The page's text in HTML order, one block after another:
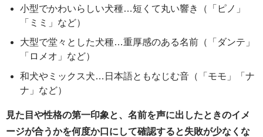
小型でかわいらしい犬種…短くて丸い響き（「ピノ」
「ミミ」など）
大型で堂々とした犬種…重厚感のある名前（「ダンテ」
「ロメオ」など）
和犬やミックス犬…日本語ともなじむ音（「モモ」「ナ
ナ」など）
見た目や性格の第一印象と、名前を声に出したときのイメ
ージが合うかを何度か口にして確認すると失敗が少なくな